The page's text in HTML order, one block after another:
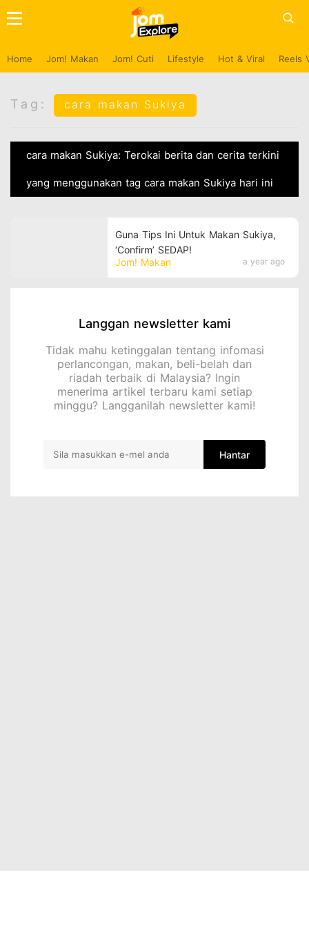
Home Jom! Makan Jom! Cuti Lifestyle Hot & Viral Reels
Tag: cara makan Sukiya
cara makan Sukiya: Terokai berita dan cerita terkini
yang menggunakan tag cara makan Sukiya hari ini
Jom! Makan a year ago
Guna Tips Ini Untuk Makan Sukiya,
‘Confirm’ SEDAP!
Langgan newsletter kami
Tidak mahu ketinggalan tentang infomasi
perlancongan, makan, beli-belah dan
riadah terbaik di Malaysia? Ingin
menerima artikel terbaru kami setiap
minggu? Langganilah newsletter kami!
Hantar